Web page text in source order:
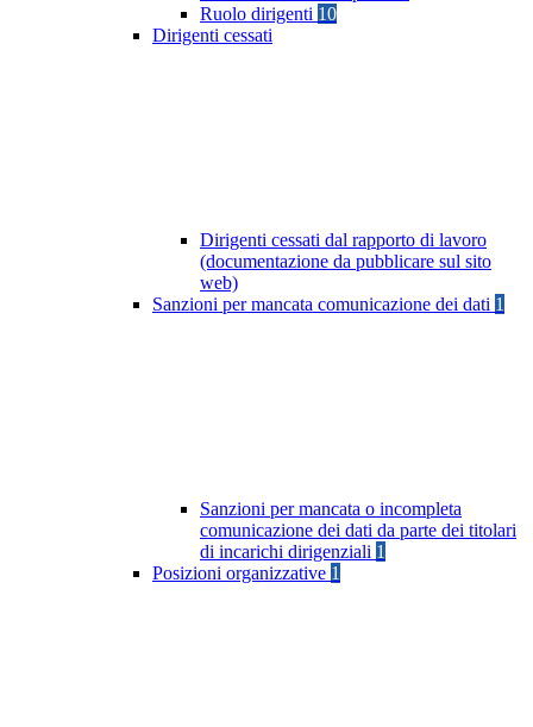
Ruolo dirigenti 10
Dirigenti cessati
Dirigenti cessati dal rapporto di lavoro
(documentazione da pubblicare sul sito
web)
Sanzioni per mancata comunicazione dei dati 1
Sanzioni per mancata o incompleta
comunicazione dei dati da parte dei titolari
di incarichi dirigenziali 1
Posizioni organizzative 1